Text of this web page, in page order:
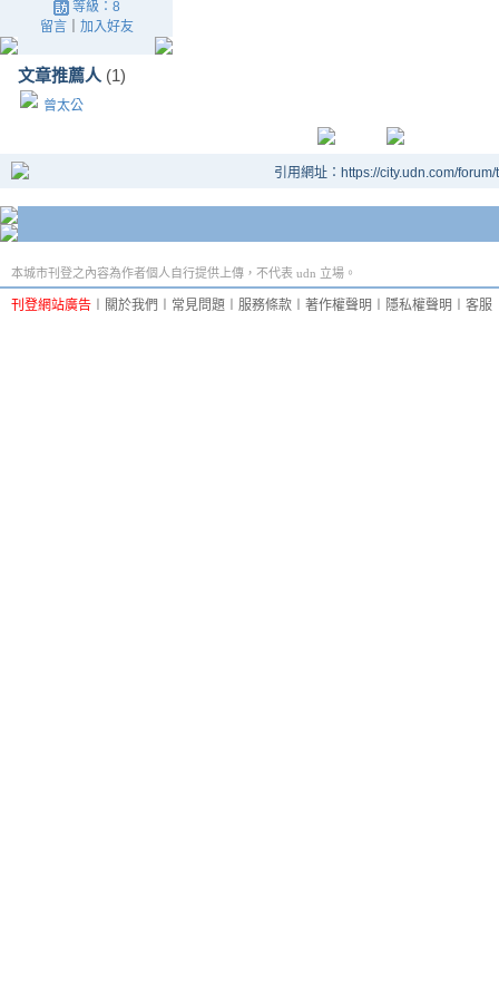
等級：8
留言｜ 加入好友
文章推薦人 (1)
曾太公
引用網址：https://city.udn.com/
本城市刊登之內容為作者個人自行提供上傳，不代表 udn 立場。
刊登網站廣告 關於我們 常見問題 服務條款 著作權聲明 隱私權聲明 客服